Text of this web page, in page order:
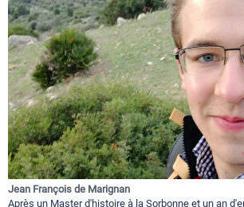
Jean François de Marignan
Après un Master d'histoire à la Sorbonne et un an